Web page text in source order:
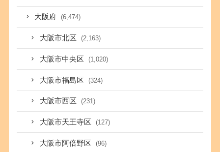
大阪府 (6,474)
大阪市北区 (2,163)
大阪市中央区 (1,020)
大阪市福島区 (324)
大阪市西区 (231)
大阪市天王寺区 (127)
大阪市阿倍野区 (96)